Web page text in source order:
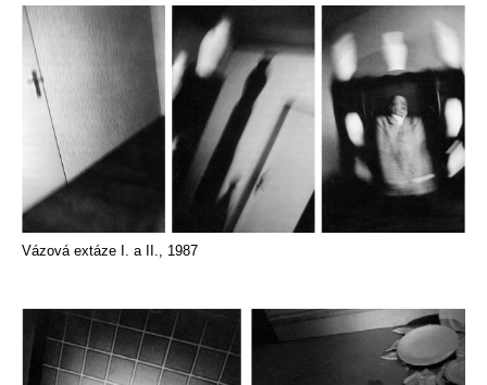
Vázová extáze I. a II., 1987